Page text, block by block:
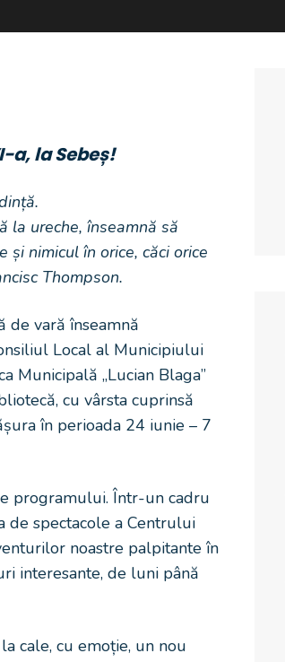
a, la Sebeș!
la ureche, înseamnă să
nimicul în orice, căci orice
Thompson.
de vară înseamnă
Local al Municipiului
Municipală „Lucian Blaga”
cu vârsta cuprinsă
în perioada 24 iunie – 7
programului. Într-un cadru
de spectacole a Centrului
noastre palpitante în
interesante, de luni până
cale, cu emoție, un nou